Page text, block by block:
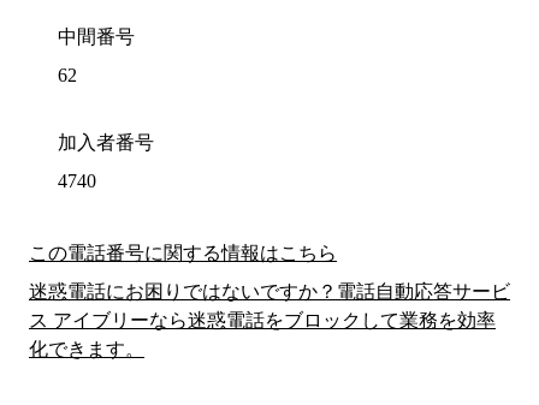
中間番号
62
加入者番号
4740
この電話番号に関する情報はこちら
迷惑電話にお困りではないですか？電話自動応答サービ
ス アイブリーなら迷惑電話をブロックして業務を効率
化できます。